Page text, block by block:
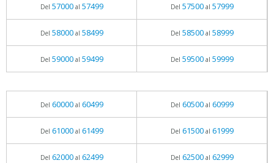
Del 57000al 57499 Del 57500al 57999
Del 58000al 58499 Del 58500al 58999
Del 59000al 59499 Del 59500al 59999
Del 60000al 60499 Del 60500al 60999
Del 61000al 61499 Del 61500al 61999
Del 62000al 62499 Del 62500al 62999